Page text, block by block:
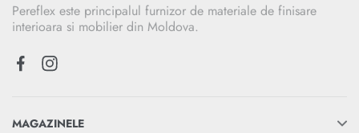
Pereflex este principalul furnizor de materiale de finisare
interioara si mobilier din Moldova.
MAGAZINELE